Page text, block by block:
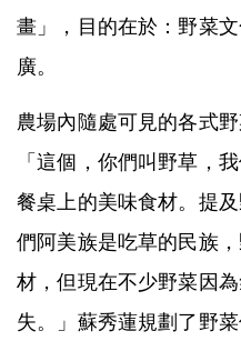
畫」，目的在於：野菜
廣。
農場內隨處可見的各式
「這個，你們叫野草，
餐桌上的美味食材。 提
們阿美族是吃草的民族
材，但現在不少野菜因
失。
」 蘇秀蓮規劃了野菜